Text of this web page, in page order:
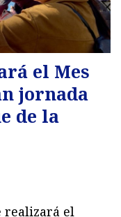
el Mes
jornada
de la
realizará el